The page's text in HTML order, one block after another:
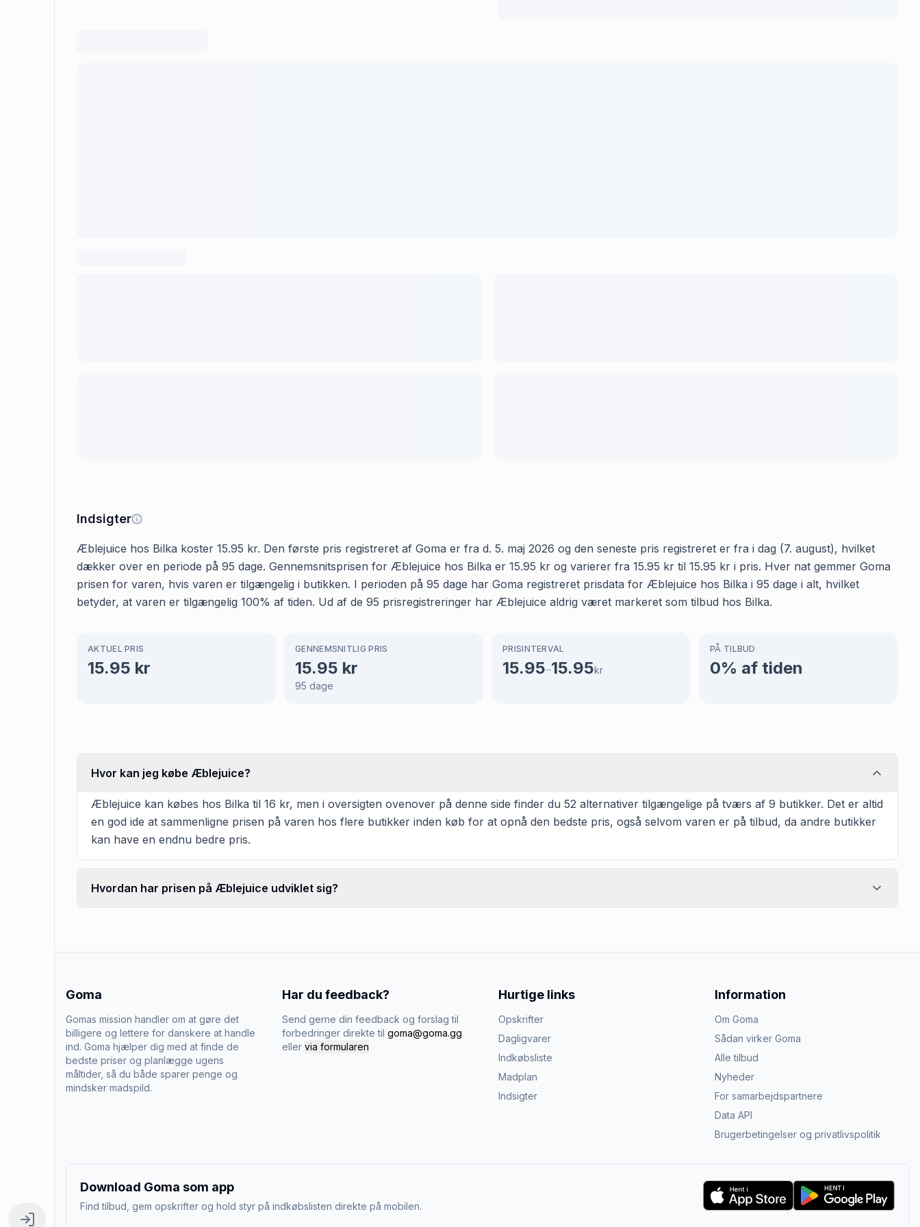
Indsigter
Æblejuice hos Bilka koster 15.95 kr. Den første pris registreret af Goma er fra d. 5. maj 2026 og den seneste pris registreret er fra i dag (7. august), hvilket
dækker over en periode på 95 dage. Gennemsnitsprisen for Æblejuice hos Bilka er 15.95 kr og varierer fra 15.95 kr til 15.95 kr i pris. Hver nat gemmer Goma
prisen for varen, hvis varen er tilgængelig i butikken. I perioden på 95 dage har Goma registreret prisdata for Æblejuice hos Bilka i 95 dage i alt, hvilket
betyder, at varen er tilgængelig 100% af tiden. Ud af de 95 prisregistreringer har Æblejuice aldrig været markeret som tilbud hos Bilka.
AKTUEL PRIS
15.95 kr
GENNEMSNITLIG PRIS
15.95 kr
95 dage
PRISINTERVAL
15.95–15.95kr
PÅ TILBUD
0% af tiden
Hvor kan jeg købe Æblejuice?
Æblejuice kan købes hos Bilka til 16 kr, men i oversigten ovenover på denne side finder du 52 alternativer tilgængelige på tværs af 9 butikker. Det er altid
en god ide at sammenligne prisen på varen hos flere butikker inden køb for at opnå den bedste pris, også selvom varen er på tilbud, da andre butikker
kan have en endnu bedre pris.
Hvordan har prisen på Æblejuice udviklet sig?
Goma
Gomas mission handler om at gøre det
billigere og lettere for danskere at handle
ind. Goma hjælper dig med at finde de
bedste priser og planlægge ugens
måltider, så du både sparer penge og
mindsker madspild.
Har du feedback?
Send gerne din feedback og forslag til
forbedringer direkte til goma@goma.gg
eller via formularen
Hurtige links
Opskrifter
Dagligvarer
Indkøbsliste
Madplan
Indsigter
Information
Om Goma
Sådan virker Goma
Alle tilbud
Nyheder
For samarbejdspartnere
Data API
Brugerbetingelser og privatlivspolitik
Download Goma som app
Find tilbud, gem opskrifter og hold styr på indkøbslisten direkte på mobilen.